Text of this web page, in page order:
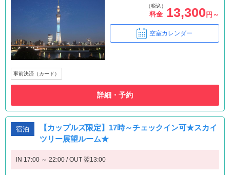
（税込）
料金 13,300 円～
空室カレンダー
事前決済（カード）
詳細・予約
宿泊
【カップルズ限定】17時～チェックイン可★スカイ
ツリー展望ルーム★
IN 17:00 ～ 22:00 / OUT 翌13:00